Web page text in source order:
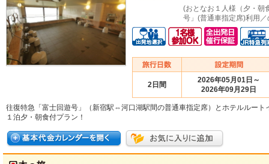
(おとなお１人様（夕・朝
号」(普通車指定席)利用／
2日間
2026年05月01日～
2026年09月29日
往復特急「富士回遊号」（新宿駅⇔河口湖駅間の普通車指定席）とホテルルート
１泊夕・朝食付プラン！